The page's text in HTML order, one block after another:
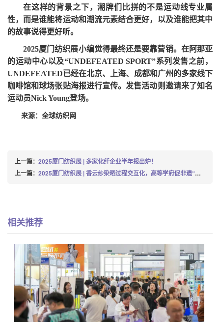
在这样的背景之下，潮牌们比拼的不是运动线专业属
性，而是谁能将运动和潮流元素结合更好，以及谁能把其中
的故事说得更好听。
2025厦门纺织展小编觉得最终还是要靠营销。在阿那亚
的运动中心以及“UNDEFEATED SPORT”系列发售之前，
UNDEFEATED已经在北京、上海、成都和广州的多家线下
咖啡馆和球场张贴海报进行宣传。发售活动则邀请来了知名
运动员Nick Young登场。
来源：全球纺织网
上一篇： 2025厦门纺织展 | 多家化纤企业半年报出炉！
上一篇： 2025厦门纺织展 | 香云纱染晒过程交互化，高等学府促非遗“新生”
相关推荐